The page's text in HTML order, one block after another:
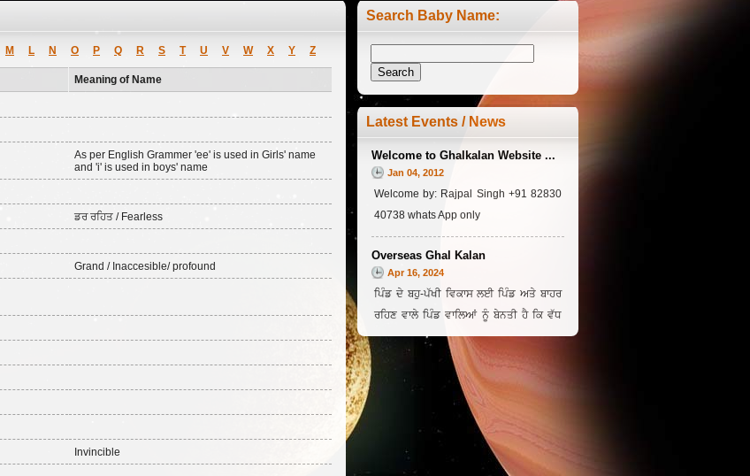
M L N O P Q R S T U V W X Y Z
Meaning of Name
As per English Grammer 'ee' is used in Girls' name
and 'i' is used in boys' name
ਡਰ ਰਹਿਤ / Fearless
Grand / Inaccesible/ profound
Invincible
Search Baby Name:
Latest Events / News
Welcome to Ghalkalan Website ...
Jan 04, 2012
Welcome by: Rajpal Singh +91 82830
40738 whats App only
Apr 16, 2024
ਪਿੰਡ ਦੇ ਬਹੁ-ਪੱਖੀ ਵਿਕਾਸ ਲਈ ਪਿੰਡ ਅਤੇ ਬਾਹਰ
ਰਹਿਣ ਵਾਲੇ ਪਿੰਡ ਵਾਲਿਆਂ ਨੂੰ ਬੇਨਤੀ ਹੈ ਕਿ ਵੱਧ
view more »
ਸਲਾਨਾ ਨਗਰ ਕੀਰਤਨ (Annual
Religious Procession (Nagar
ਹਰ ਸਾਲ ਦੀ ਤਰ੍ਹਾਂ ਇਸ ਵਾਰ ਵੀ ਨਗਰ ਕੀਰਤਨ 4
ਜਨਵਰੀ 2026 ਨੂੰ ਸਜਾਇਆ ਜਾਵੇਗਾ, ਸਮੂਹ ਸੰਗਤ